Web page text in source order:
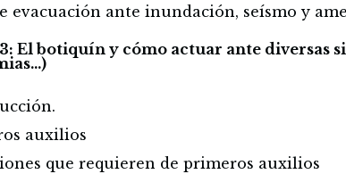
evacuación ante inundación, seísmo y
El botiquín y cómo actuar ante diversas
auxilios
que requieren de primeros auxilios